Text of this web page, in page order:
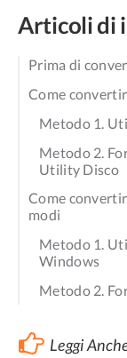
Articoli di
Prima di
Come
Metodo 1.
Metodo 2.
Utility Disco
Come
modi
Metodo 1.
Windows
Metodo 2.
Leggi